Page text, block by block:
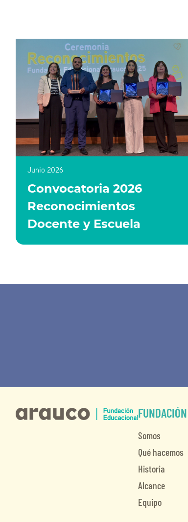
Junio 2026
Convocatoria 2026
Reconocimientos
Docente y Escuela
FUNDACIÓN
Somos
Qué hacemos
Historia
Alcance
Equipo